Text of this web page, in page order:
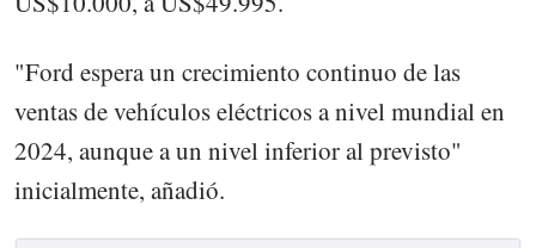
"Ford espera un crecimiento continuo de las
ventas de vehículos eléctricos a nivel mundial en
2024, aunque a un nivel inferior al previsto"
inicialmente, añadió.